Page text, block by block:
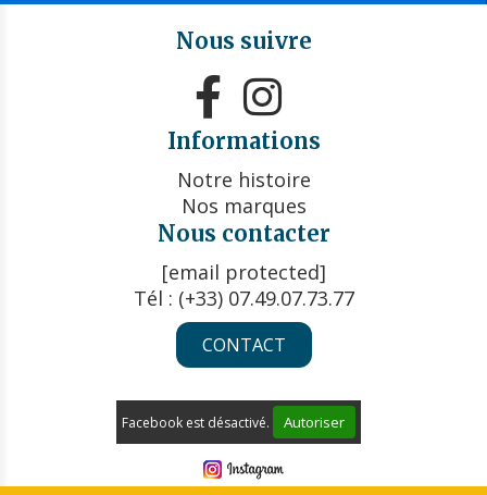
Nous suivre
 
Informations
Notre histoire
Nos marques
Nous contacter
[email protected]
Tél : (+33) 07.49.07.73.77
CONTACT
Facebook est désactivé. Autoriser